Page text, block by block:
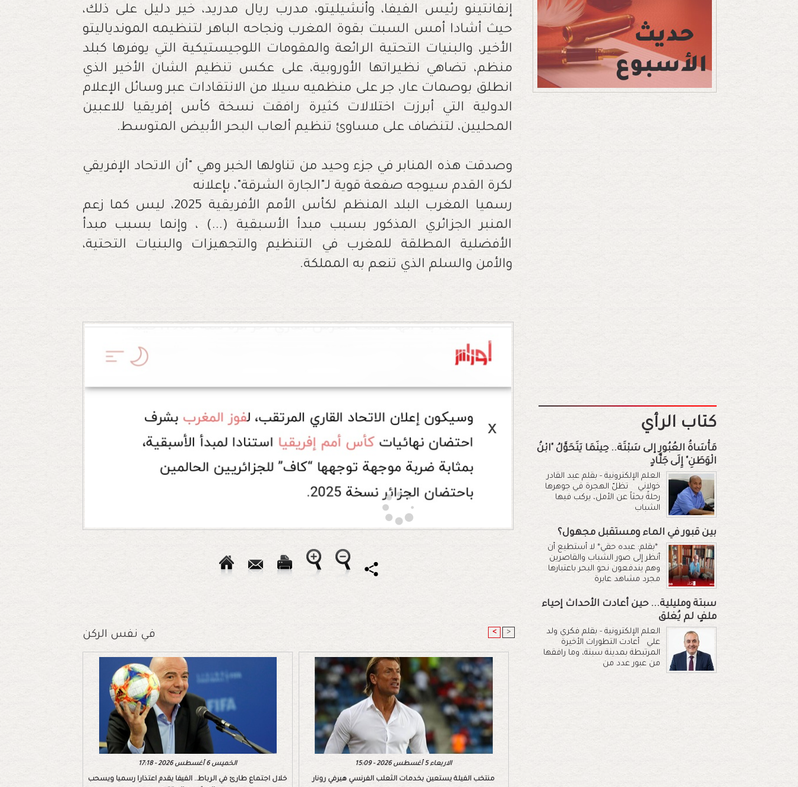
إنفانتينو رئيس الفيفا، وأنشيليتو، مدرب ريال مدريد، خير دليل على ذلك،
حيث أشادا أمس السبت بقوة المغرب ونجاحه الباهر لتنظيمه الموندياليتو
الأخير، والبنيات التحتية الرائعة والمقومات اللوجيستيكية التي يوفرها كبلد
منظم، تضاهي نظيراتها الأوروبية، على عكس تنظيم الشان الأخير الذي
انطلق بوصمات عار، جر على منظميه سيلا من الانتقادات عبر وسائل الإعلام
الدولية التي أبرزت اختلالات كثيرة رافقت نسخة كأس إفريقيا للاعبين
المحليين، لتنضاف على مساوئ تنظيم ألعاب البحر الأبيض المتوسط.
وصدقت هذه المنابر في جزء وحيد من تناولها الخبر وهي "أن الاتحاد الإفريقي
لكرة القدم سيوجه صفعة قوية لـ"الجارة الشرقة"، بإعلانه
رسميا المغرب البلد المنظم لكأس الأمم الأفريقية 2025، ليس كما زعم
المنبر الجزائري المذكور بسبب مبدأ الأسبقية (...) ، وإنما بسبب مبدأ
الأفضلية المطلقة للمغرب في التنظيم والتجهيزات والبنيات التحتية،
والأمن والسلم الذي تنعم به المملكة.
في نفس الركن < >
الخميس 6 أغسطس 2026 - 17:18
خلال اجتماع طارئ في الرباط.. الفيفا يقدم اعتذارا رسميا ويسحب
الاربعاء 5 أغسطس 2026 - 15:09
منتخب الفيلة يستعين بخدمات الثعلب الفرنسي هيرفي رونار
كتاب الرأي
مَأْسَاةُ العُبُورِ إلى سَبْتَة.. حِينَمَا يَتَحَوَّلُ "ابْنُ
الْوَطَنِ" إِلَى جَلَّادٍ
العلم الإلكترونية - بقلم عبد القادر
خولاني تظلّ الهجرة في جوهرها
رحلةً بحثاً عن الأمل، يركب فيها
الشباب
بين قبور في الماء ومستقبل مجهول؟
*بقلم: عبده حقي* لا أستطيع أن
أنظر إلى صور الشباب والقاصرين
وهم يندفعون نحو البحر باعتبارها
مجرد مشاهد عابرة
سبتة ومليلية... حين أعادت الأحداث إحياء
ملفٍ لم يُغلق
العلم الإلكترونية - بقلم فكري ولد
علي أعادت التطورات الأخيرة
المرتبطة بمدينة سبتة، وما رافقها
من عبور عدد من